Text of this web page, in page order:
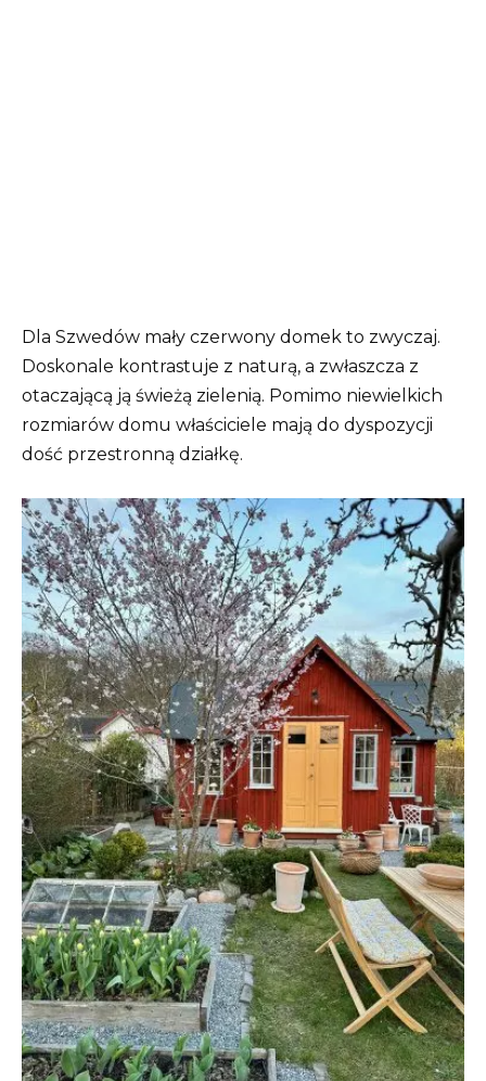
Dla Szwedów mały czerwony domek to zwyczaj.
Doskonale kontrastuje z naturą, a zwłaszcza z
otaczającą ją świeżą zielenią. Pomimo niewielkich
rozmiarów domu właściciele mają do dyspozycji
dość przestronną działkę.